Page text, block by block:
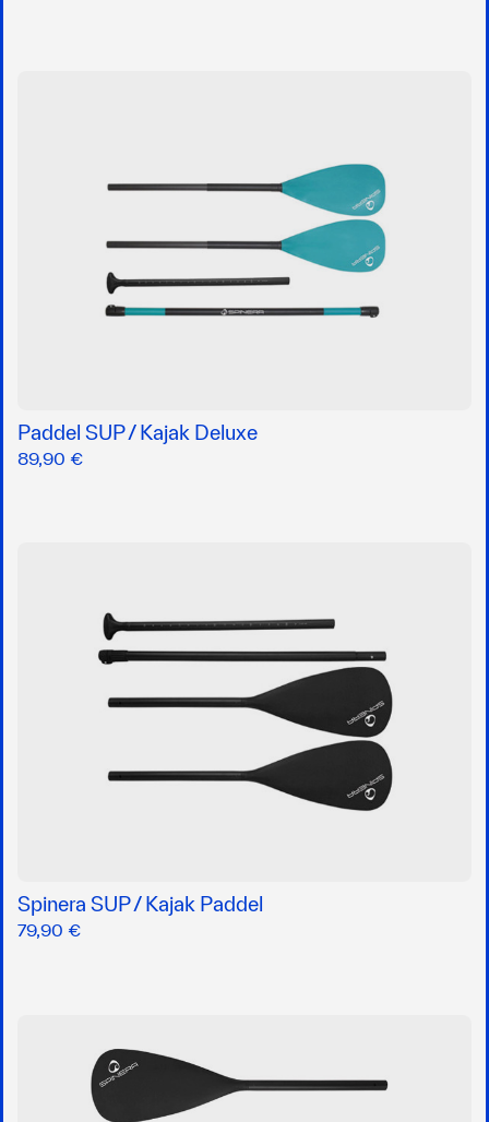
Paddel SUP / Kajak Deluxe
89,90 €
Spinera SUP / Kajak Paddel
79,90 €